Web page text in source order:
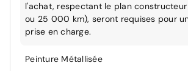
l'achat, respectant le plan constructeur
ou 25 000 km), seront requises pour
prise en charge.
Peinture Métallisée